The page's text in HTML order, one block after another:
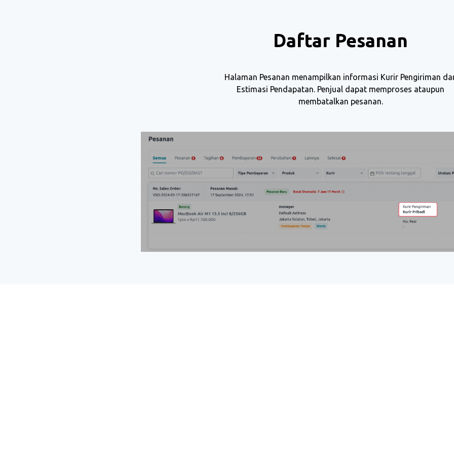
Daftar Pesanan
Halaman Pesanan menampilkan informasi Kurir Pengiriman
Estimasi Pendapatan. Penjual dapat memproses ataupun
membatalkan pesanan.